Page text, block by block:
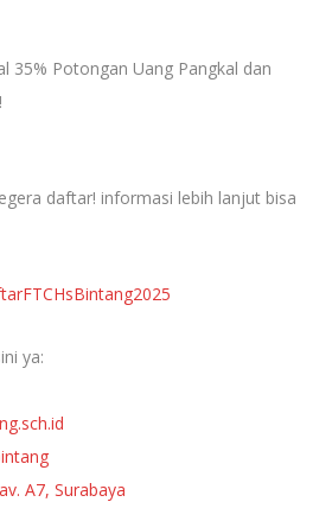
35% Potongan Uang Pangkal dan
daftar! informasi lebih lanjut bisa
ya:
A7, Surabaya